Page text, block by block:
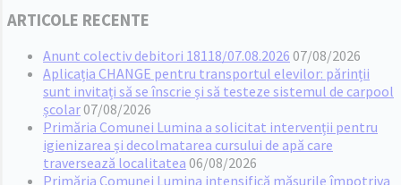
ARTICOLE RECENTE
Anunt colectiv debitori 18118/07.08.2026 07/08/2026
Aplicația CHANGE pentru transportul elevilor: părinții
sunt invitați să se înscrie și să testeze sistemul de carpool
școlar07/08/2026
Primăria Comunei Lumina a solicitat intervenții pentru
igienizarea și decolmatarea cursului de apă care
traversează localitatea 06/08/2026
Primăria Comunei Lumina intensifică măsurile împotriva